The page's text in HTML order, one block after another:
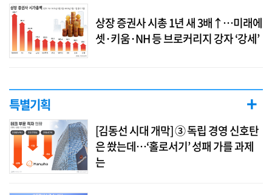
상장 증권사 시총 1년 새 3배↑…미래에
셋·키움·NH 등 브로커리지 강자 ‘강세’
특별기획 +
[김동선 시대 개막] ③ 독립 경영 신호탄
은 쐈는데…‘홀로서기’ 성패 가를 과제
는